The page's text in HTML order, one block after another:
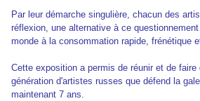
Par leur démarche singulière, chacun des
réflexion, une alternative à ce
monde à la consommation rapide, frénétique
Cette exposition a permis de réunir et de faire
génération d'artistes russes que défend la
maintenant 7 ans.